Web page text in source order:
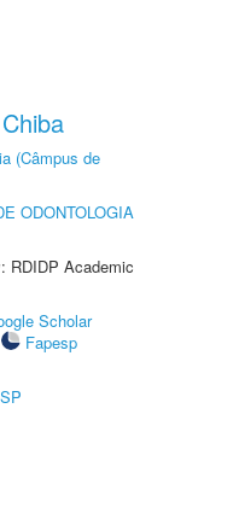
(Câmpus de
ODONTOLOGIA
RDIDP Academic
Scholar
Fapesp